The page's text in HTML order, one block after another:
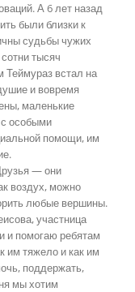
А 6 лет назад
были близки к
судьбы чужих
тысяч
Теймураз встал на
и вовремя
маленькие
особыми
помощи, им
— они
воздух, можно
любые вершины.
участница
и помогаю ребятам
им тяжело и как им
поддержать,
мы хотим